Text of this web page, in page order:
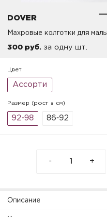
DOVER
Махровые колготки для
300 руб. за одну шт.
Цвет
Ассорти
Размер (рост в см)
92-98 86-92
- +
Описание